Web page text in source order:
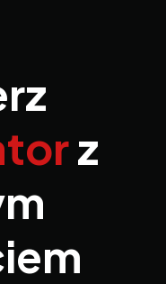
z